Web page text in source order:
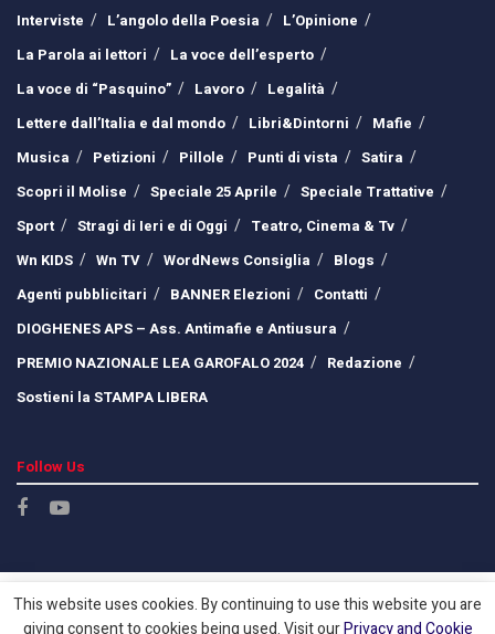
Interviste
L’angolo della Poesia
L’Opinione
La Parola ai lettori
La voce dell’esperto
La voce di “Pasquino”
Lavoro
Legalità
Lettere dall’Italia e dal mondo
Libri&Dintorni
Mafie
Musica
Petizioni Pillole Punti di vista
Satira
Scopri il Molise
Speciale 25 Aprile
Speciale Trattative
Sport
Stragi di Ieri e di Oggi
Teatro, Cinema & Tv
Wn KIDS
Wn TV WordNews Consiglia
Blogs
Agenti pubblicitari
BANNER Elezioni
Contatti
DIOGHENES APS – Ass. Antimafie e Antiusura
PREMIO NAZIONALE LEA GAROFALO 2024
Redazione
Sostieni la STAMPA LIBERA
Follow Us
This website uses cookies. By continuing to use this website you are
giving consent to cookies being used. Visit ourPrivacy and Cookie